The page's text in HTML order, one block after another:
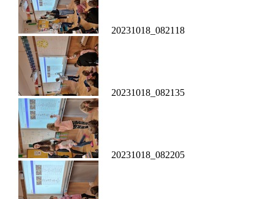
20231018_082118
20231018_082135
20231018_082205